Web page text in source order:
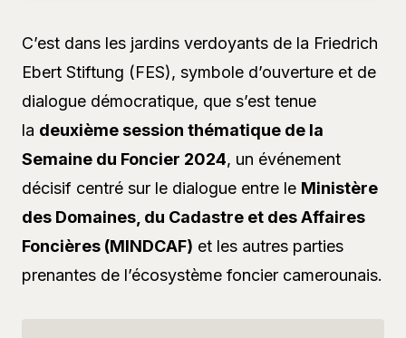
C’est dans les jardins verdoyants de la Friedrich
Ebert Stiftung (FES), symbole d’ouverture et de
dialogue démocratique, que s’est tenue
la deuxième session thématique de la
Semaine du Foncier 2024, un événement
décisif centré sur le dialogue entre le Ministère
des Domaines, du Cadastre et des Affaires
Foncières (MINDCAF) et les autres parties
prenantes de l’écosystème foncier camerounais.